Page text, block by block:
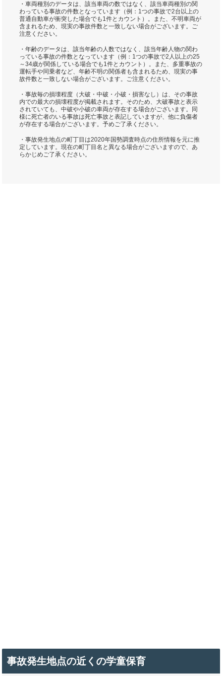
・車両種別のデータは、該当車両の数ではなく、該当車両種別の関
わっている事故の件数となっています（例：1つの事故で2台以上の
普通自動車が衝突した場合でも1件とカウント）。また、不明車両が
含まれるため、現実の事故件数と一致しない場合がございます。ご
注意ください。
・年齢のデータは、該当年齢の人数ではなく、該当年齢人物の関わ
っている事故の件数となっています（例：1つの事故で2人以上の25
～34歳が関係している場合でも1件とカウント）。また、多重事故の
運転手や同乗者など、年齢不明の関係者も含まれるため、現実の事
故件数と一致しない場合がございます。ご注意ください。
・事故毎の損壊程度（大破・中破・小破・損害なし）は、その事故
内での最大の損壊程度が掲載されます。そのため、大破事故と表示
されていても、中破や小破の車両が存在する場合がございます。同
様に死亡者のいる事故は死亡事故と表記していますが、他に負傷者
が存在する場合がございます。予めご了承ください。
・事故発生地点の町丁目は2020年国勢調査時点の住所情報を元に推
定しています。現在の町丁目名と異なる場合がございますので、あ
らかじめご了承ください。
事故発生地点の近くの学童保育